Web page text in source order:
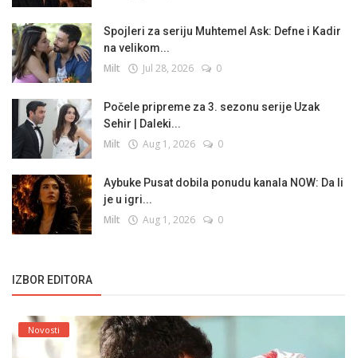
Spojleri za seriju Muhtemel Ask: Defne i Kadir
na velikom...
Milt Jul 28, 2026 0
Počele pripreme za 3. sezonu serije Uzak
Sehir | Daleki...
Milt Aug 1, 2026 0
Aybuke Pusat dobila ponudu kanala NOW: Da li
je u igri...
Milt Aug 1, 2026 0
IZBOR EDITORA
Novosti